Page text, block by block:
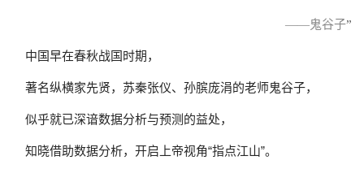
——鬼谷子”
中国早在春秋战国时期，
著名纵横家先贤，苏秦张仪、孙膑庞涓的老师鬼谷子，
似乎就已深谙数据分析与预测的益处，
知晓借助数据分析，开启上帝视角“指点江山”。